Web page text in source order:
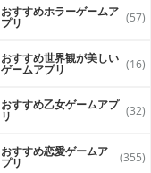
おすすめホラーゲームア
プリ (57)
おすすめ世界観が美しい
ゲームアプリ (16)
おすすめ乙女ゲームアプ
リ (32)
おすすめ恋愛ゲームア
プリ (355)